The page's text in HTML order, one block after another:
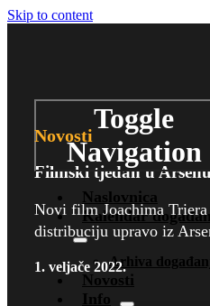
Skip to content
Toggle
Navigation
Naslovnica
Kalendar
Arhiva
Novosti
Info
Novosti
Filmski tjedan u Arsenu
Novi film Joachima
distribuciju upravo iz
1. veljače 2022.